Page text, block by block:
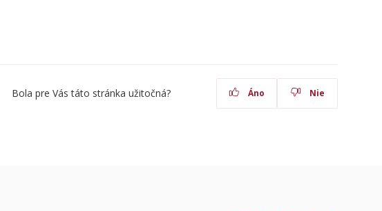
Bola pre Vás táto stránka užitočná? Áno Nie